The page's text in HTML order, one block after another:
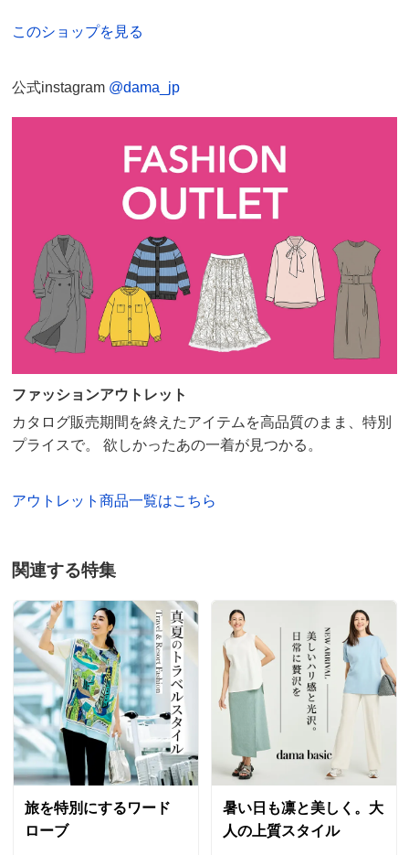
すべての口コミを見る
このショップを見る
公式instagram @dama_jp
ファッションアウトレット
カタログ販売期間を終えたアイテムを高品質のまま、特別
プライスで。 欲しかったあの一着が見つかる。
アウトレット商品一覧はこちら
関連する特集
旅を特別にするワード
ローブ
暑い日も凛と美しく。大
人の上質スタイル